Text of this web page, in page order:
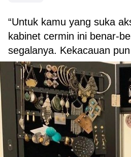
“Untuk kamu yang suka
kabinet cermin ini benar-
segalanya. Kekacauan